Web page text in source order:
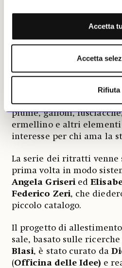
Accetta
Accetta
Rifiuta
maschile, il cagnolino al
l’uccellino, le bretelle che
aiuto per i primi passi, il
Annunziata e la croce
oltre naturalmente agli
per i maschietti più
piume, galloni,
ermellino e altri elementi
interesse per chi ama la
La serie dei ritratti venne
prima volta in modo
Angela Griseried
Federico Zeri, che
piccolo catalogo.
Il progetto di
sale, basato sulle
Blasi, è stato curato da
(Officina delle Idee) e